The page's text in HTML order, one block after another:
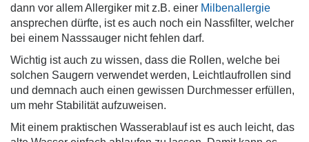
dann vor allem Allergiker mit z.B. einer Milbenallergie
ansprechen dürfte, ist es auch noch ein Nassfilter, welcher
bei einem Nasssauger nicht fehlen darf.
Wichtig ist auch zu wissen, dass die Rollen, welche bei
solchen Saugern verwendet werden, Leichtlaufrollen sind
und demnach auch einen gewissen Durchmesser erfüllen,
um mehr Stabilität aufzuweisen.
Mit einem praktischen Wasserablauf ist es auch leicht, das